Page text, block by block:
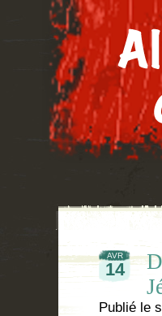
AVR
14
Publié le